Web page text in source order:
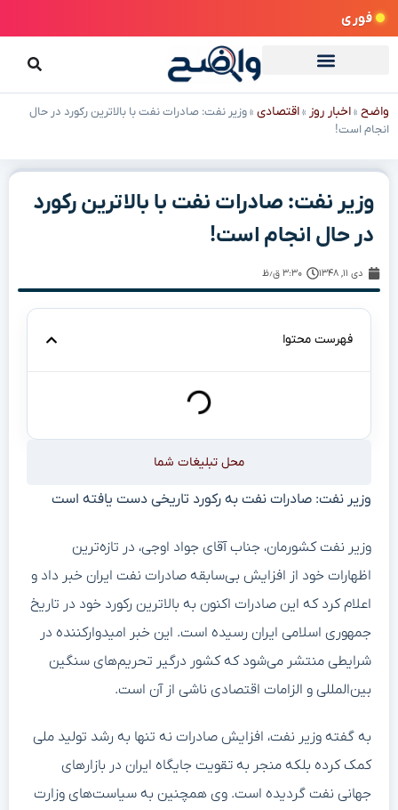
فوری
واضح »اخبار روز »اقتصادی »وزیر نفت: صادرات نفت با بالاترین رکورد در حال
انجام است!
وزیر نفت: صادرات نفت با بالاترین رکورد
در حال انجام است!
دی ۱۱, ۱۳۴۸ ۳:۳۰ ق٫ظ
فهرست محتوا
محل تبلیغات شما
وزیر نفت: صادرات نفت به رکورد تاریخی دست یافته است
وزیر نفت کشورمان، جناب آقای جواد اوجی، در تازه‌ترین
اظهارات خود از افزایش بی‌سابقه صادرات نفت ایران خبر داد و
اعلام کرد که این صادرات اکنون به بالاترین رکورد خود در تاریخ
جمهوری اسلامی ایران رسیده است. این خبر امیدوارکننده در
شرایطی منتشر می‌شود که کشور درگیر تحریم‌های سنگین
بین‌المللی و الزامات اقتصادی ناشی از آن است.
به گفته وزیر نفت، افزایش صادرات نه تنها به رشد تولید ملی
کمک کرده بلکه منجر به تقویت جایگاه ایران در بازارهای
جهانی نفت گردیده است. وی همچنین به سیاست‌های وزارت